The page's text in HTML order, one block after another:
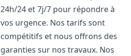
24h/24 et 7j/7 pour répondre à
vos urgence. Nos tarifs sont
compétitifs et nous offrons des
garanties sur nos travaux. Nos